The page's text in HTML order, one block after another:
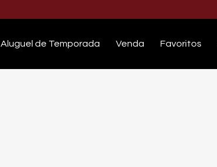
Favoritos
Venda
Aluguel de Temporada